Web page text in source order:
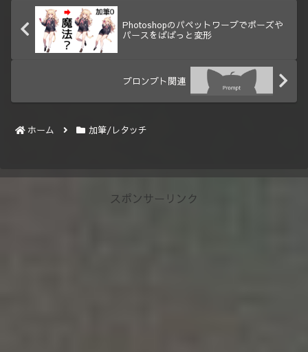
Photoshopのパペットワープでポーズや
パースをぱぱっと変形
プロンプト関連
ホーム 加筆/レタッチ
スポンサーリンク